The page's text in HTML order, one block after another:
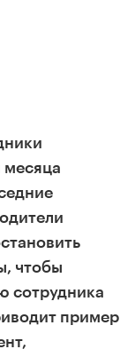
месяца
чтобы
сотрудника
пример